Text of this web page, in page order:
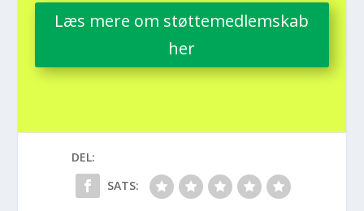
Læs mere om støt­te­med­lem­skab
her
DEL:
SATS: